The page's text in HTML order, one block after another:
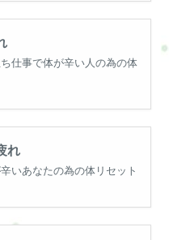
仕事で体が辛い人の為の体
れ
いあなたの為の体リセット